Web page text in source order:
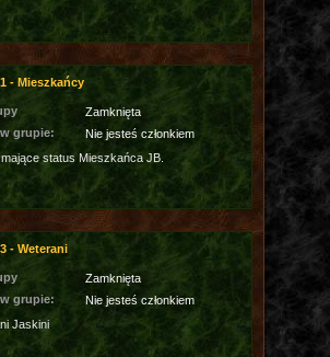
- Mieszkańcy
Zamknięta
grupie:
Nie jesteś członkiem
status Mieszkańca JB.
- Weterani
Zamknięta
grupie:
Nie jesteś członkiem
Jaskini